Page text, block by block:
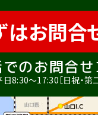
はお問合
のお問合
8:30〜17:30［日祝・第